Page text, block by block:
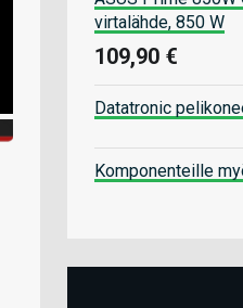
virtalähde, 850 W
109,90 €
Datatronic
Komponenteille